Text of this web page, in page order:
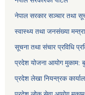
नेपाल सरकार सञ्‍चार तथा
स्वास्थ्य तथा जनसंख्या
सूचना तथा संचार प्रविधि
प्रदेश योजना आयोग मुकाम:
प्रदेश लेखा नियन्त्रक